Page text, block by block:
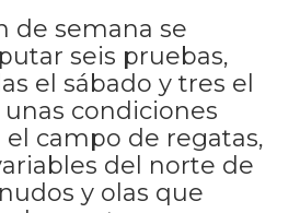
de semana se
seis pruebas,
el sábado y tres el
condiciones
campo de regatas,
del norte de
y olas que